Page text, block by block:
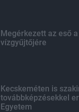
Megérkezett az eső a
vízgyűjtőjére
Kecskeméten is
továbbképzésekkel
Egyetem